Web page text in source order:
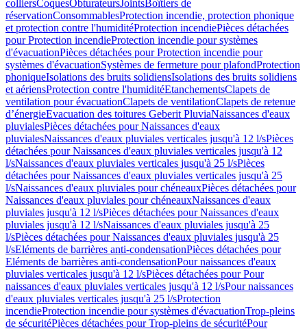
colliersCoquesObturateursJointsBoîtiers de
réservationConsommablesProtection incendie, protection phonique
et protection contre l'humiditéProtection incendiePièces détachées
pour Protection incendieProtection incendie pour systèmes
d'évacuationPièces détachées pour Protection incendie pour
systèmes d'évacuationSystèmes de fermeture pour plafondProtection
phoniqueIsolations des bruits solidiensIsolations des bruits solidiens
et aériensProtection contre l'humiditéEtanchementsClapets de
ventilation pour évacuationClapets de ventilationClapets de retenue
d’énergieEvacuation des toitures Geberit PluviaNaissances d'eaux
pluvialesPièces détachées pour Naissances d'eaux
pluvialesNaissances d'eaux pluviales verticales jusqu'à 12 l/sPièces
détachées pour Naissances d'eaux pluviales verticales jusqu'à 12
l/sNaissances d'eaux pluviales verticales jusqu'à 25 l/sPièces
détachées pour Naissances d'eaux pluviales verticales jusqu'à 25
l/sNaissances d'eaux pluviales pour chéneauxPièces détachées pour
Naissances d'eaux pluviales pour chéneauxNaissances d'eaux
pluviales jusqu'à 12 l/sPièces détachées pour Naissances d'eaux
pluviales jusqu'à 12 l/sNaissances d'eaux pluviales jusqu'à 25
l/sPièces détachées pour Naissances d'eaux pluviales jusqu'à 25
l/sEléments de barrières anti-condensationPièces détachées pour
Eléments de barrières anti-condensationPour naissances d'eaux
pluviales verticales jusqu'à 12 l/sPièces détachées pour Pour
naissances d'eaux pluviales verticales jusqu'à 12 l/sPour naissances
d'eaux pluviales verticales jusqu'à 25 l/sProtection
incendieProtection incendie pour systèmes d'évacuationTrop-pleins
de sécuritéPièces détachées pour Trop-pleins de sécuritéPour